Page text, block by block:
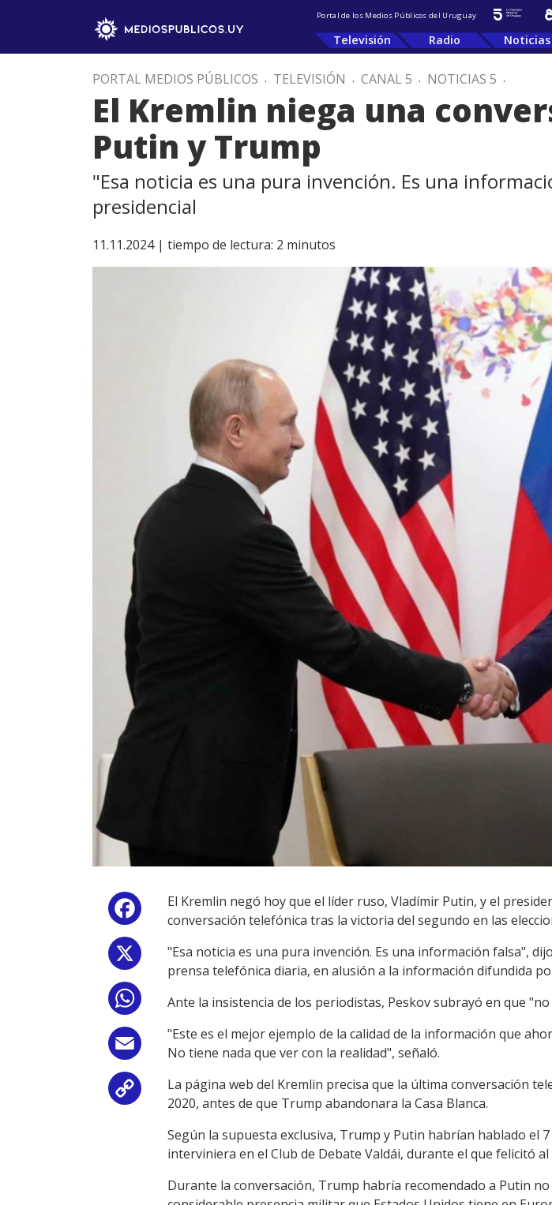
Portal de los Medios Públicos del Uruguay
Televisión Radio Noticias
PORTAL MEDIOS PÚBLICOS . TELEVISIÓN . CANAL 5 . NOTICIAS 5 .
El Kremlin niega una
Putin y Trump
"Esa noticia es una pura invención. Es una
presidencial
11.11.2024 | tiempo de lectura: 2 minutos
Facebook
WhatsApp
Email
Copy
El Kremlin negó hoy que el líder ruso, Vladímir Putin, y el
conversación telefónica tras la victoria del segundo en las
"Esa noticia es una pura invención. Es una información falsa",
prensa telefónica diaria, en alusión a la información difundida
Ante la insistencia de los periodistas, Peskov subrayó en que
"Este es el mejor ejemplo de la calidad de la información que
No tiene nada que ver con la realidad", señaló.
La página web del Kremlin precisa que la última conversación
2020, antes de que Trump abandonara la Casa Blanca.
Según la supuesta exclusiva, Trump y Putin habrían hablado el
interviniera en el Club de Debate Valdái, durante el que felicitó
Durante la conversación, Trump habría recomendado a Putin